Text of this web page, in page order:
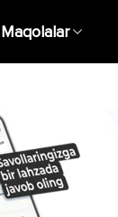
Maqolalar